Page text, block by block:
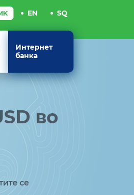
Интернет
банка
во
се